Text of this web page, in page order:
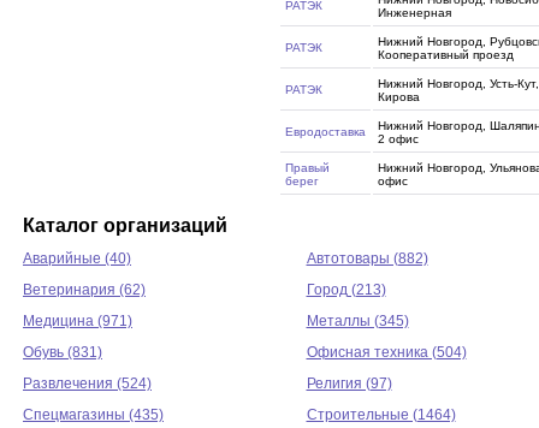
РАТЭК
Инженерная
РАТЭК
Нижний Новгород,
Кооперативный проезд
РАТЭК
Нижний Новгород, Усть-Кут,
Кирова
Евродоставка
Нижний Новгород,
2 офис
Правый
берег
Нижний Новгород,
офис
Каталог организаций
Аварийные (40)
Автотовары (882)
Ветеринария (62)
Город (213)
Медицина (971)
Металлы (345)
Обувь (831)
Офисная техника (504)
Развлечения (524)
Религия (97)
Спецмагазины (435)
Строительные (1464)